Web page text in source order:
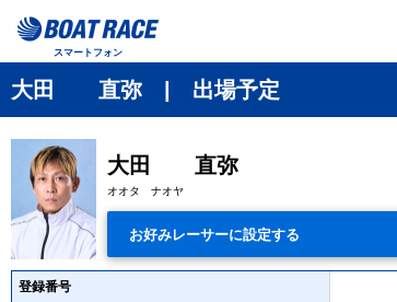
スマートフォン
大田 直弥 | 出場予定
大田 直弥
オオタ ナオヤ
お好みレーサーに設定する
登録番号